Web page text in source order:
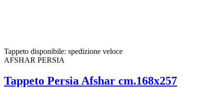
Tappeto disponibile: spedizione veloce
AFSHAR PERSIA
Tappeto Persia Afshar cm.168x257